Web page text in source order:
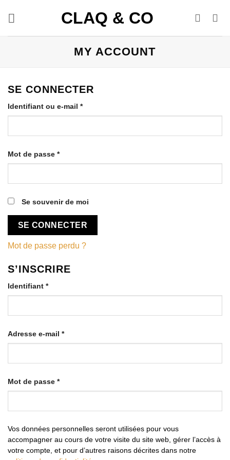
CLAQ & CO
MY ACCOUNT
SE CONNECTER
Identifiant ou e-mail *Obligatoire
Mot de passe *Obligatoire
Se souvenir de moi
SE CONNECTER
Mot de passe perdu ?
S’INSCRIRE
Identifiant *Obligatoire
Adresse e-mail *Obligatoire
Mot de passe *Obligatoire
Vos données personnelles seront utilisées pour vous
accompagner au cours de votre visite du site web, gérer l’accès à
votre compte, et pour d’autres raisons décrites dans notre